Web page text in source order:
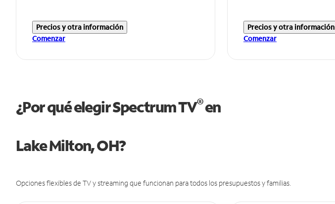
Precios y otra información
Comenzar
Precios y otra información
Comenzar
¿Por qué elegir Spectrum TV®en
Lake Milton, OH?
Opciones flexibles de TV y streaming que funcionan para todos los presupuestos y familias.